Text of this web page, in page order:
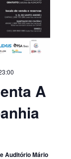
A
Auditório Mário